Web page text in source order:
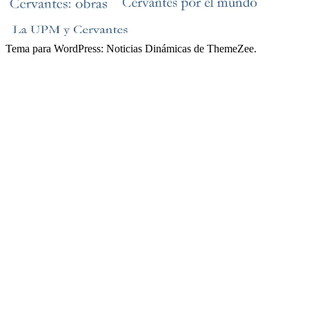
Tema para WordPress: Noticias Dinámicas de ThemeZee.